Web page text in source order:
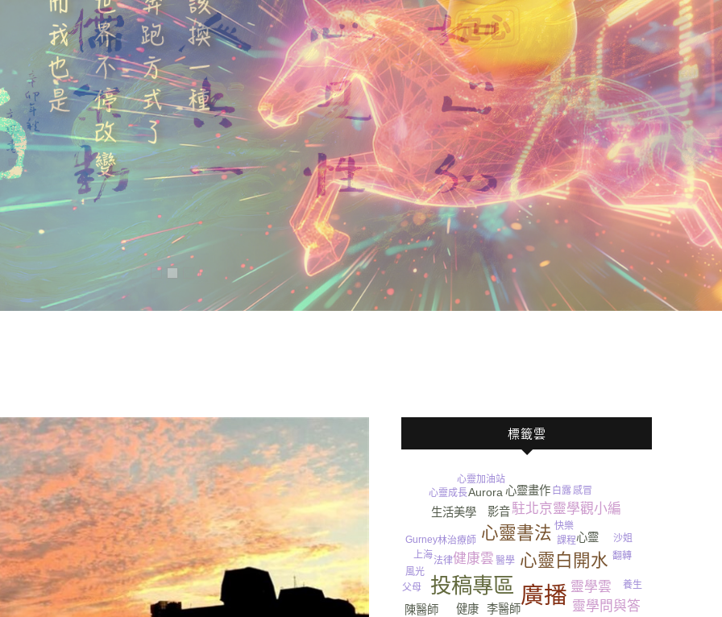
標籤雲
廣播
投稿專區
心靈白開水
心靈書法
健康雲
靈學問與答
駐北京靈學觀小編
靈學雲
心靈
李醫師
心靈畫作
影音
生活美學
Aurora
健康
陳醫師
林治療師
養生
上海
白露
翻轉
沙姐
醫學
風光
法律
父母
課程
Gurney​
心靈成長 感冒
心靈加油站
快樂